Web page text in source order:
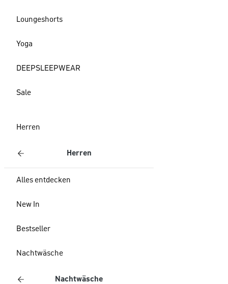
Loungeshorts
Yoga
DEEPSLEEPWEAR
Sale
Herren
Herren
Alles entdecken
New In
Bestseller
Nachtwäsche
Nachtwäsche